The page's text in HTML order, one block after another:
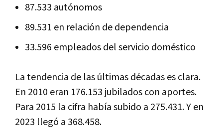
87.533 autónomos
89.531 en relación de dependencia
33.596 empleados del servicio doméstico
La tendencia de las últimas décadas es clara.
En 2010 eran 176.153 jubilados con aportes.
Para 2015 la cifra había subido a 275.431. Y en
2023 llegó a 368.458.